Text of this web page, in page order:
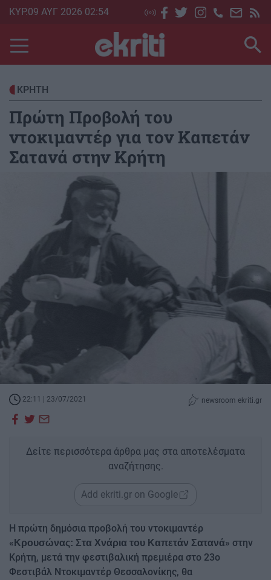
Skip
main
content
ΚΥΡ.09 ΑΥΓ 2026 02:54
ΚΡΗΤΗ
Πρώτη Προβολή του
ντοκιμαντέρ για τον Καπετάν
Σατανά στην Κρήτη
22:11 | 23/07/2021 newsroom ekriti.gr
Δείτε περισσότερα άρθρα μας στα αποτελέσματα
αναζήτησης.
Add ekriti.gr on Google
Η πρώτη δημόσια προβολή του ντοκιμαντέρ
« Kρουσώνας: Στα Χνάρια του Καπετάν Σατανά» στην
Κρήτη, μετά την φεστιβαλική πρεμιέρα στο 23ο
Φεστιβάλ Ντοκιμαντέρ Θεσσαλονίκης, θα